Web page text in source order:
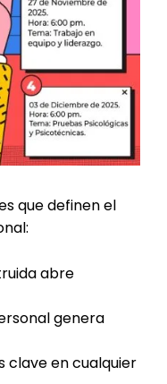
que definen el
abre
genera
clave en cualquier